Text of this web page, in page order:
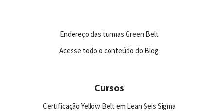
Endereço das turmas Green Belt
Acesse todo o conteúdo do Blog
Cursos
Certificação Yellow Belt em Lean Seis Sigma